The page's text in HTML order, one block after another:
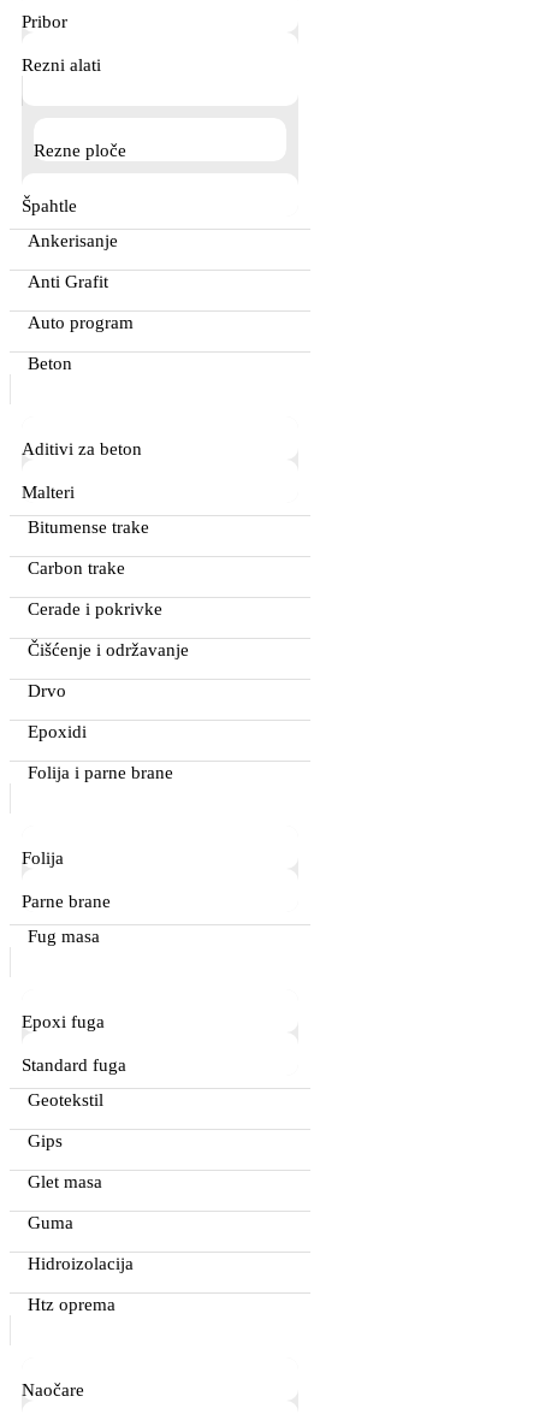
Pribor
Rezni alati
Rezne ploče
Špahtle
Ankerisanje
Anti Grafit
Auto program
Beton
Aditivi za beton
Malteri
Bitumense trake
Carbon trake
Cerade i pokrivke
Čišćenje i održavanje
Drvo
Epoxidi
Folija i parne brane
Folija
Parne brane
Fug masa
Epoxi fuga
Standard fuga
Geotekstil
Gips
Glet masa
Guma
Hidroizolacija
Htz oprema
Naočare